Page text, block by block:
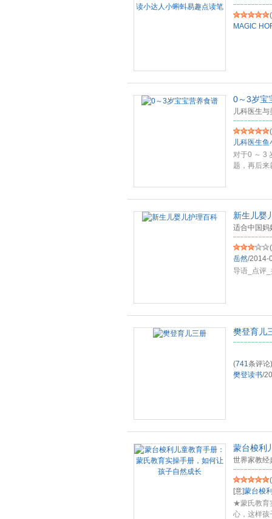
(
MAGIC
0～3岁宝
儿科医生
(
儿科医生鱼
对于0 ～ 3
题，再后
新生儿婴
适合中国妈
(
岳然/2014-
导语_点评
樊登育儿
(741条评论)
樊登读书/
蒙台梭利
世界家教经
(
[意]蒙台梭
★蒙氏教育
心，这样孩